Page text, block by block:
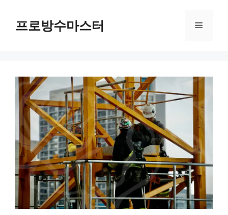
프로방수마스터 메